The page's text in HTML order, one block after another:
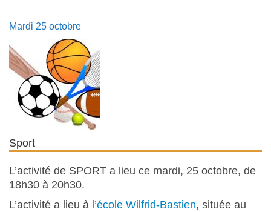
Mardi 25 octobre
Sport
L’activité de SPORT a lieu ce mardi, 25 octobre, de
18h30 à 20h30.
L’activité a lieu à l’école Wilfrid-Bastien, située au